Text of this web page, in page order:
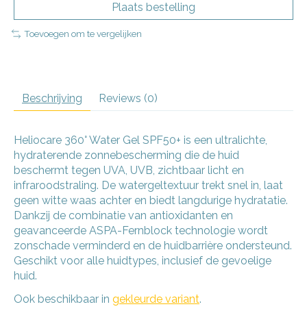
Plaats bestelling
Toevoegen om te vergelijken
Beschrijving Reviews (0)
Heliocare 360° Water Gel SPF50+ is een ultralichte,
hydraterende zonnebescherming die de huid
beschermt tegen UVA, UVB, zichtbaar licht en
infraroodstraling. De watergeltextuur trekt snel in, laat
geen witte waas achter en biedt langdurige hydratatie.
Dankzij de combinatie van antioxidanten en
geavanceerde ASPA-Fernblock technologie wordt
zonschade verminderd en de huidbarrière ondersteund.
Geschikt voor alle huidtypes, inclusief de gevoelige
huid.
Ook beschikbaar in gekleurde variant.